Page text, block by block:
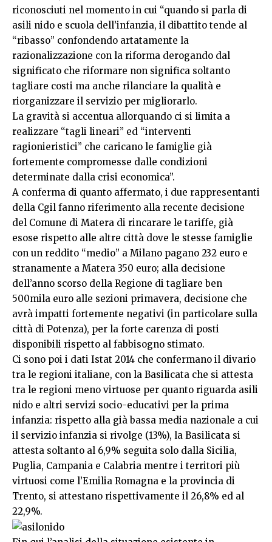
riconosciuti nel momento in cui “quando si parla di
asili nido e scuola dell’infanzia, il dibattito tende al
“ribasso” confondendo artatamente la
razionalizzazione con la riforma derogando dal
significato che riformare non significa soltanto
tagliare costi ma anche rilanciare la qualità e
riorganizzare il servizio per migliorarlo.
La gravità si accentua allorquando ci si limita a
realizzare “tagli lineari” ed “interventi
ragionieristici” che caricano le famiglie già
fortemente compromesse dalle condizioni
determinate dalla crisi economica”.
A conferma di quanto affermato, i due rappresentanti
della Cgil fanno riferimento alla recente decisione
del Comune di Matera di rincarare le tariffe, già
esose rispetto alle altre città dove le stesse famiglie
con un reddito “medio” a Milano pagano 232 euro e
stranamente a Matera 350 euro; alla decisione
dell’anno scorso della Regione di tagliare ben
500mila euro alle sezioni primavera, decisione che
avrà impatti fortemente negativi (in particolare sulla
città di Potenza), per la forte carenza di posti
disponibili rispetto al fabbisogno stimato.
Ci sono poi i dati Istat 2014 che confermano il divario
tra le regioni italiane, con la Basilicata che si attesta
tra le regioni meno virtuose per quanto riguarda asili
nido e altri servizi socio-educativi per la prima
infanzia: rispetto alla già bassa media nazionale a cui
il servizio infanzia si rivolge (13%), la Basilicata si
attesta soltanto al 6,9% seguita solo dalla Sicilia,
Puglia, Campania e Calabria mentre i territori più
virtuosi come l’Emilia Romagna e la provincia di
Trento, si attestano rispettivamente il 26,8% ed al
22,9%.